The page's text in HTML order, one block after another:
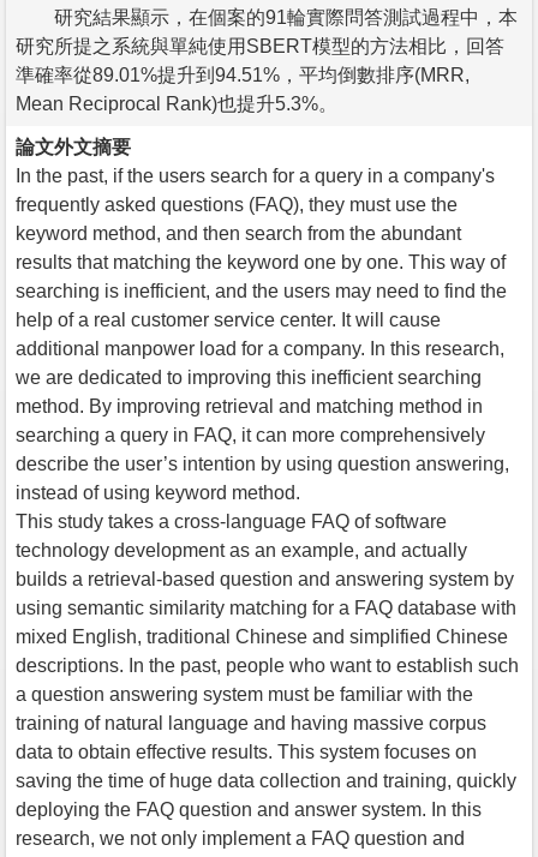
研究結果顯示，在個案的91輪實際問答測試過程中，本
研究所提之系統與單純使用SBERT模型的方法相比，回答
準確率從89.01%提升到94.51%，平均倒數排序(MRR,
Mean Reciprocal Rank)也提升5.3%。
論文外文摘要
In the past, if the users search for a query in a company's
frequently asked questions (FAQ), they must use the
keyword method, and then search from the abundant
results that matching the keyword one by one. This way of
searching is inefficient, and the users may need to find the
help of a real customer service center. It will cause
additional manpower load for a company. In this research,
we are dedicated to improving this inefficient searching
method. By improving retrieval and matching method in
searching a query in FAQ, it can more comprehensively
describe the user’s intention by using question answering,
instead of using keyword method.
This study takes a cross-language FAQ of software
technology development as an example, and actually
builds a retrieval-based question and answering system by
using semantic similarity matching for a FAQ database with
mixed English, traditional Chinese and simplified Chinese
descriptions. In the past, people who want to establish such
a question answering system must be familiar with the
training of natural language and having massive corpus
data to obtain effective results. This system focuses on
saving the time of huge data collection and training, quickly
deploying the FAQ question and answer system. In this
research, we not only implement a FAQ question and